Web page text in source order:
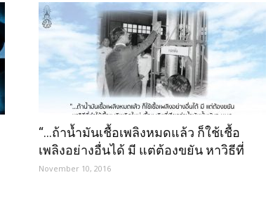
ภูมิคุ้มกัน”) ๒...
“…ถ้าน้ำมันเชื้อเพลิงหมดแล้ว ก็ใช้เชื้อ
เพลิงอย่างอื่นได้ มี แต่ต้องขยัน หาวิธีที่
ทำให้เชื้อเพลิงเกิดใหม่ เชื้อเพลิงที่เรียกว่า
November 10, 2016